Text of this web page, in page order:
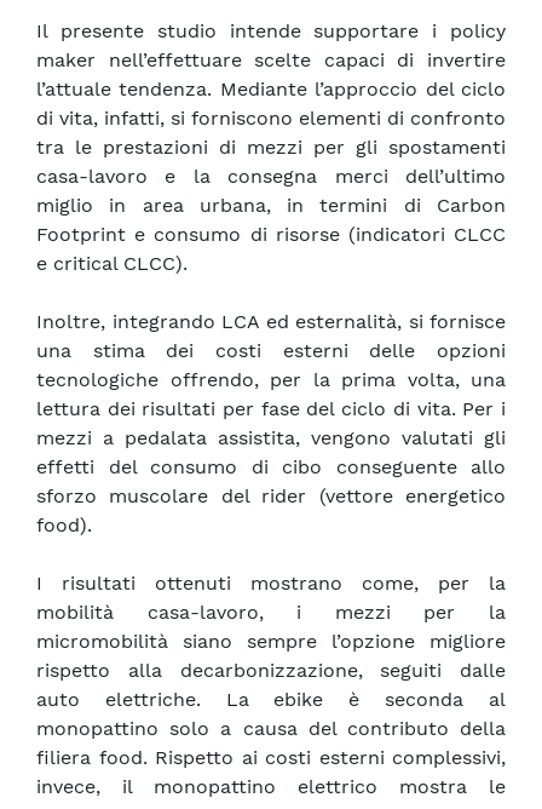
Il presente studio intende supportare i policy
maker nell’effettuare scelte capaci di invertire
l’attuale tendenza. Mediante l’approccio del ciclo
di vita, infatti, si forniscono elementi di confronto
tra le prestazioni di mezzi per gli spostamenti
casa-lavoro e la consegna merci dell’ultimo
miglio in area urbana, in termini di Carbon
Footprint e consumo di risorse (indicatori CLCC
e critical CLCC).
Inoltre, integrando LCA ed esternalità, si fornisce
una stima dei costi esterni delle opzioni
tecnologiche offrendo, per la prima volta, una
lettura dei risultati per fase del ciclo di vita. Per i
mezzi a pedalata assistita, vengono valutati gli
effetti del consumo di cibo conseguente allo
sforzo muscolare del rider (vettore energetico
food).
I risultati ottenuti mostrano come, per la
mobilità casa-lavoro, i mezzi per la
micromobilità siano sempre l’opzione migliore
rispetto alla decarbonizzazione, seguiti dalle
auto elettriche. La ebike è seconda al
monopattino solo a causa del contributo della
filiera food. Rispetto ai costi esterni complessivi,
invece, il monopattino elettrico mostra le